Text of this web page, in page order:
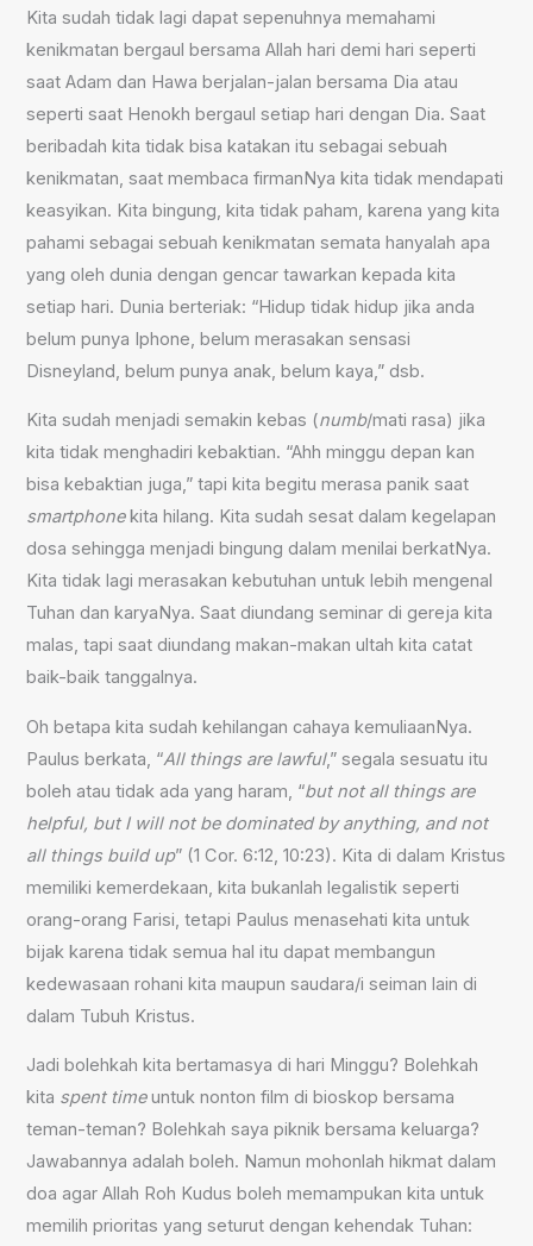
Kita sudah tidak lagi dapat sepenuhnya memahami
kenikmatan bergaul bersama Allah hari demi hari seperti
saat Adam dan Hawa berjalan-jalan bersama Dia atau
seperti saat Henokh bergaul setiap hari dengan Dia. Saat
beribadah kita tidak bisa katakan itu sebagai sebuah
kenikmatan, saat membaca firmanNya kita tidak mendapati
keasyikan. Kita bingung, kita tidak paham, karena yang kita
pahami sebagai sebuah kenikmatan semata hanyalah apa
yang oleh dunia dengan gencar tawarkan kepada kita
setiap hari. Dunia berteriak: “Hidup tidak hidup jika anda
belum punya Iphone, belum merasakan sensasi
Disneyland, belum punya anak, belum kaya,” dsb.
Kita sudah menjadi semakin kebas (numb/mati rasa) jika
kita tidak menghadiri kebaktian. “Ahh minggu depan kan
bisa kebaktian juga,” tapi kita begitu merasa panik saat
smartphonekita hilang. Kita sudah sesat dalam kegelapan
dosa sehingga menjadi bingung dalam menilai berkatNya.
Kita tidak lagi merasakan kebutuhan untuk lebih mengenal
Tuhan dan karyaNya. Saat diundang seminar di gereja kita
malas, tapi saat diundang makan-makan ultah kita catat
baik-baik tanggalnya.
Oh betapa kita sudah kehilangan cahaya kemuliaanNya.
Paulus berkata, “All things are lawful,” segala sesuatu itu
boleh atau tidak ada yang haram, “but not all things are
helpful, but I will not be dominated by anything, and not
all things build up” (1 Cor. 6:12, 10:23). Kita di dalam Kristus
memiliki kemerdekaan, kita bukanlah legalistik seperti
orang-orang Farisi, tetapi Paulus menasehati kita untuk
bijak karena tidak semua hal itu dapat membangun
kedewasaan rohani kita maupun saudara/i seiman lain di
dalam Tubuh Kristus.
Jadi bolehkah kita bertamasya di hari Minggu? Bolehkah
kita spent timeuntuk nonton film di bioskop bersama
teman-teman? Bolehkah saya piknik bersama keluarga?
Jawabannya adalah boleh. Namun mohonlah hikmat dalam
doa agar Allah Roh Kudus boleh memampukan kita untuk
memilih prioritas yang seturut dengan kehendak Tuhan: